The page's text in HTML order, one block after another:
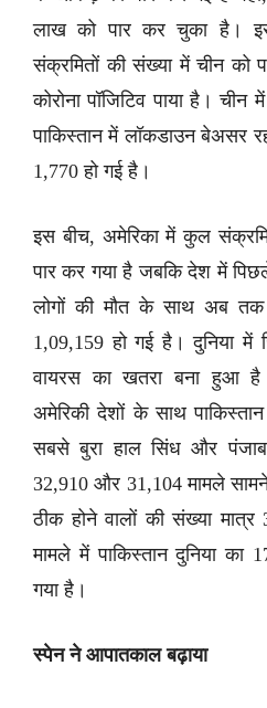
लाख को पार कर चुका है।
संक्रमितों की संख्या में चीन को
कोरोना पॉजिटिव पाया है।
पाकिस्तान में लॉकडाउन बेअसर
1,770 हो गई है।
इस बीच, अमेरिका में कुल
पार कर गया है जबकि देश में
लोगों की मौत के साथ अब
1,09,159 हो गई है। दुनिया में
वायरस का खतरा बना हुआ
अमेरिकी देशों के साथ
सबसे बुरा हाल सिंध और
32,910 और 31,104 मामले
ठीक होने वालों की संख्या
मामले में पाकिस्तान दुनिया का
गया है।
स्पेन ने आपातकाल बढ़ाया